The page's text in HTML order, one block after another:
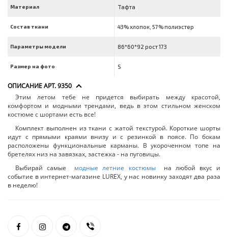
Материал Тафта
Состав ткани 43% хлопок, 57% полиэстер
Параметры модели 86*60*92 рост 173
Размер на фото S
ОПИСАНИЕ АРТ. 9350
Этим летом тебе не придется выбирать между красотой,
комфортом и модными трендами, ведь в этом стильном женском
костюме с шортами есть все!
Комплект выполнен из ткани с жатой текстурой. Короткие шорты
идут с прямыми краями внизу и с резинкой в поясе. По бокам
расположены функциональные карманы. В укороченном топе на
бретелях низ на завязках, застежка - на пуговицы.
Выбирай самые
модные летние костюмы
на любой вкус и
событие в интернет-магазине LUREX, у нас новинку заходят два раза
в неделю!